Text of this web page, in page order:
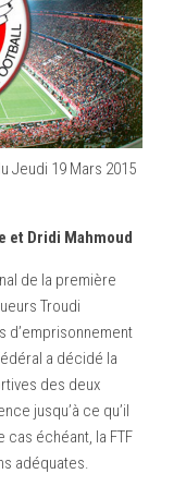
Jeudi 19 Mars 2015
et Dridi Mahmoud
de la première
Troudi
d’emprisonnement
a décidé la
des deux
jusqu’à ce qu’il
cas échéant, la FTF
adéquates.